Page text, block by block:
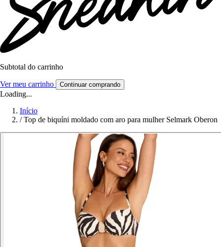
Subtotal do carrinho
Ver meu carrinho Continuar comprando
Loading...
Início
/ Top de biquíni moldado com aro para mulher Selmark Oberon